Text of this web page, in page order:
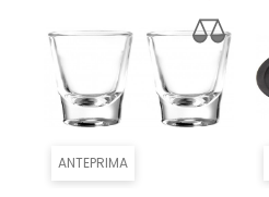
ANTEPRIMA